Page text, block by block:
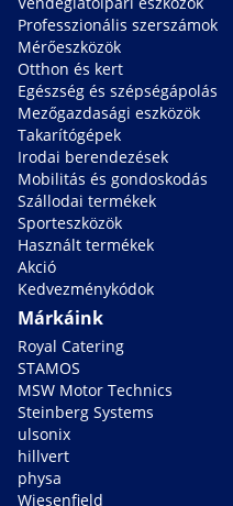
Professzionális szerszámok
Mérőeszközök
Otthon és kert
Egészség és szépségápolás
Mezőgazdasági eszközök
Takarítógépek
Irodai berendezések
Mobilitás és gondoskodás
Szállodai termékek
Sporteszközök
Használt termékek
Akció
Kedvezménykódok
Márkáink
Royal Catering
STAMOS
MSW Motor Technics
Steinberg Systems
ulsonix
hillvert
physa
Wiesenfield